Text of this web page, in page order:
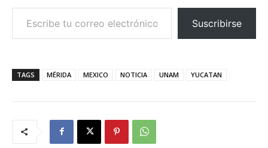
Escribe tu correo electrónico…
Suscribirse
TAGS MÉRIDA MEXICO NOTICIA UNAM YUCATAN